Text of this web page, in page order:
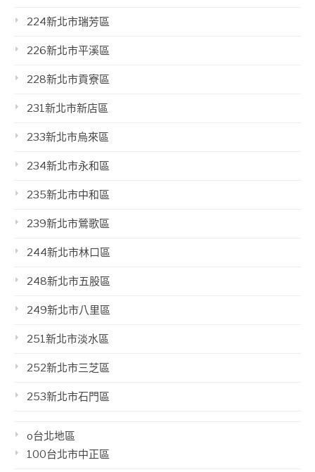
224新北市瑞芳區
226新北市平溪區
228新北市貢寮區
231新北市新店區
233新北市烏來區
234新北市永和區
235新北市中和區
239新北市鶯歌區
244新北市林口區
248新北市五股區
249新北市八里區
251新北市淡水區
252新北市三芝區
253新北市石門區
o台北地區
100台北市中正區